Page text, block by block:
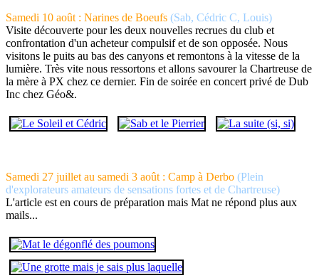
Samedi 10 août : Narines de Boeufs (Sab, Cédric C, Louis)
Visite découverte pour les deux nouvelles recrues du club et
confrontation d'un acheteur compulsif et de son opposée. Nous
visitons le puits au bas des canyons et remontons à la vitesse de la
lumière. Très vite nous ressortons et allons savourer la Chartreuse de
la mère à PX chez ce dernier. Fin de soirée en concert privé de Dub
Inc chez Géo&.
Samedi 27 juillet au samedi 3 août : Camp à Derbo (Plein
d'explorateurs amateurs de sensations fortes et de Chartreuse)
L'article est en cours de préparation mais Mat ne répond plus aux
mails...